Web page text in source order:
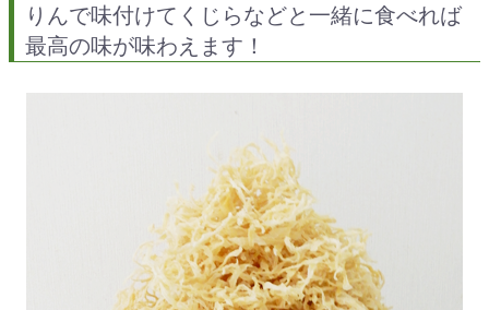
りんで味付けてくじらなどと一緒に食べれば
最高の味が味わえます！